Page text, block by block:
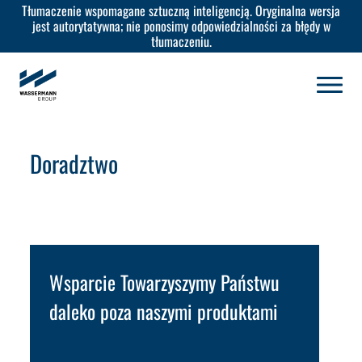
Tłumaczenie wspomagane sztuczną inteligencją. Oryginalna wersja
jest autorytatywna; nie ponosimy odpowiedzialności za błędy w
tłumaczeniu.
Doradztwo
WsparcieTowarzyszymy Państwu
daleko poza naszymi produktami